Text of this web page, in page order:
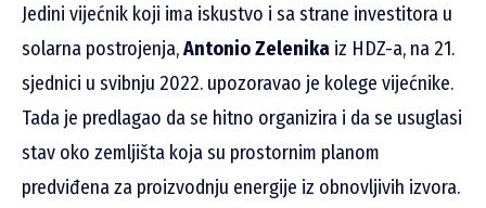
Jedini vijećnik koji ima iskustvo i sa strane investitora u
solarna postrojenja,Antonio Zelenika iz HDZ-a, na 21.
sjednici u svibnju 2022. upozoravao je kolege vijećnike.
Tada je predlagao da se hitno organizira i da se usuglasi
stav oko zemljišta koja su prostornim planom
predviđena za proizvodnju energije iz obnovljivih izvora.